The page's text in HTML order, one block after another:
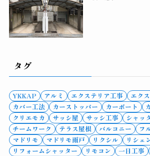
タグ
YKKAP アルミ エクステリア工事
エク
カバー工法
カーストッパー カーポート
クリエモカ
サッシ屋 サッシ工事
シャッ
チームワーク
テラス屋根 バルコニー
フ
マドリモ
マドリモ雨戸 リクシル リシェ
リフォームシャッター
リモコン 一日工事